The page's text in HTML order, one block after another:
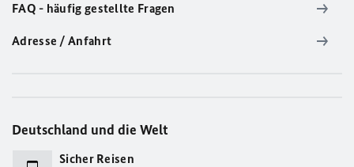
FAQ - häufig gestellte Fragen
Adresse / Anfahrt
Deutschland und die Welt
Sicher Reisen